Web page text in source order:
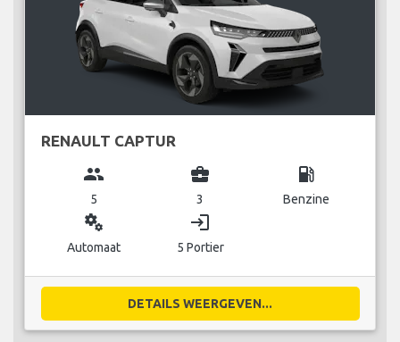
RENAULT CAPTUR
group
5
business_center
3
local_gas_station
Benzine
miscellaneous_services
Automaat
login
5 Portier
DETAILS WEERGEVEN...